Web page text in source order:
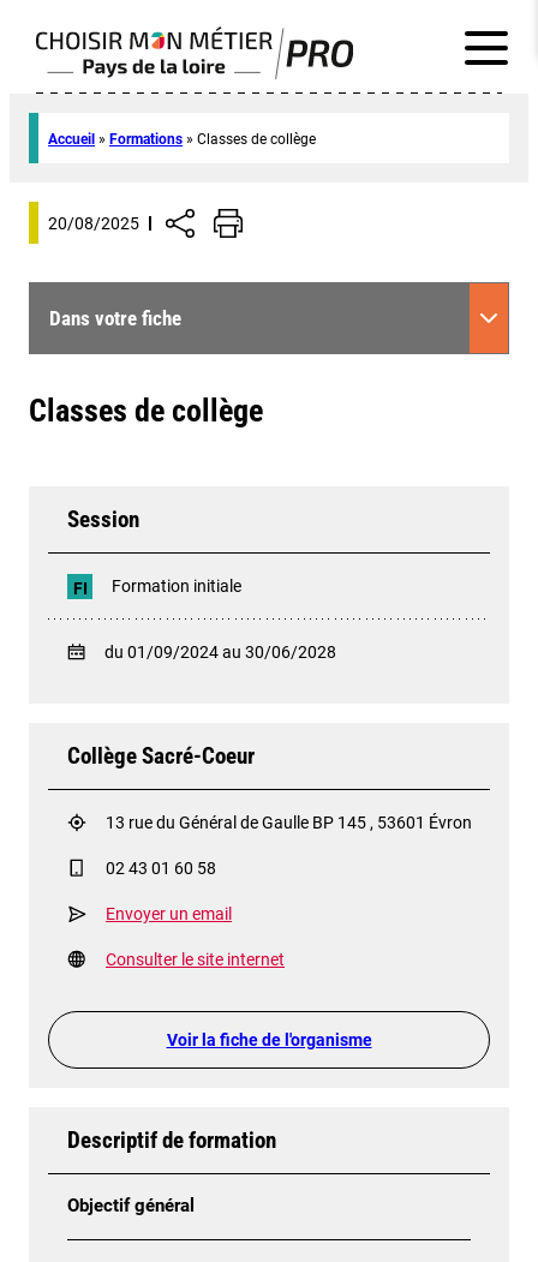
Accueil » Formations » Classes de collège
20/08/2025
Dans votre fiche
Classes de collège
Session
FI Formation initiale
du 01/09/2024 au 30/06/2028
Collège Sacré-Coeur
13 rue du Général de Gaulle BP 145 , 53601 Évron
02 43 01 60 58
Envoyer un email
Consulter le site internet
Voir la fiche de l'organisme
Descriptif de formation
Objectif général